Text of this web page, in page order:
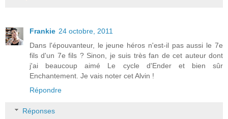
Frankie 24 octobre, 2011
Dans l'épouvanteur, le jeune héros n'est-il pas aussi le 7e
fils d'un 7e fils ? Sinon, je suis très fan de cet auteur dont
j'ai beaucoup aimé Le cycle d'Ender et bien sûr
Enchantement. Je vais noter cet Alvin !
Répondre
Réponses